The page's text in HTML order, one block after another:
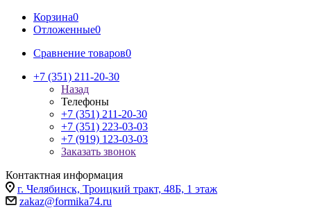
Корзина0
Отложенные0
Сравнение товаров0
+7 (351) 211-20-30
Назад
Телефоны
+7 (351) 211-20-30
+7 (351) 223-03-03
+7 (919) 123-03-03
Заказать звонок
Контактная информация
г. Челябинск, Троицкий тракт, 48Б, 1 этаж
zakaz@formika74.ru